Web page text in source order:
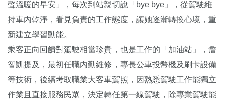
聲溫暖的早安」，每次到站親切說「bye bye」，從駕駛維
持車內乾淨，看見負責的工作態度，讓她逐漸轉換心境，重
新建立學習動能。
乘客正向回饋對駕駛相當珍貴，也是工作的「加油站」，詹
智凱提及，最初任職內勤維修，專長公車投幣機及刷卡設備
等技術，後續考取職業大客車駕照，因熟悉駕駛工作能獨立
作業且直接服務民眾，決定轉任第一線駕駛，除專業駕駛能